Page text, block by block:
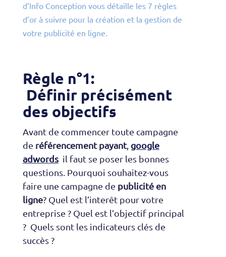
d’Info Conception vous détaille les 7 règles
d’or à suivre pour la création et la gestion de
votre publicité en ligne.
Règle n°1:
Définir précisément
des objectifs
Avant de commencer toute campagne
de référencement payant, google
adwordsil faut se poser les bonnes
questions. Pourquoi souhaitez-vous
faire une campagne de publicité en
ligne? Quel est l’interêt pour votre
entreprise ? Quel est l’objectif principal
? Quels sont les indicateurs clés de
succès ?